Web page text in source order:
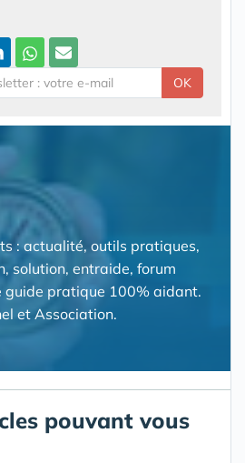
OK
: actualité, outils pratiques,
solution, entraide, forum
pratique 100% aidant.
et Association.
pouvant vous